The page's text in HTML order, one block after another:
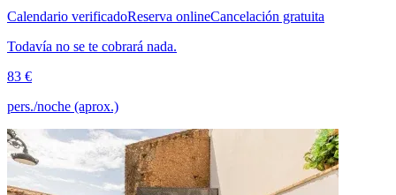
Calendario verificadoReserva onlineCancelación gratuita
Todavía no se te cobrará nada.
83 €
pers./noche (aprox.)